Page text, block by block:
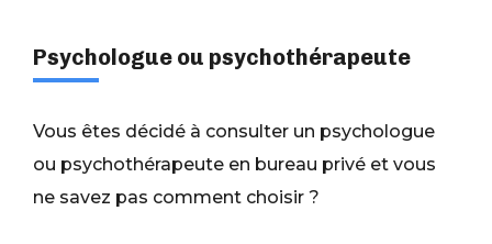
Psychologue ou psychothérapeute
Vous êtes décidé à consulter un psychologue
ou psychothérapeute en bureau privé et vous
ne savez pas comment choisir ?